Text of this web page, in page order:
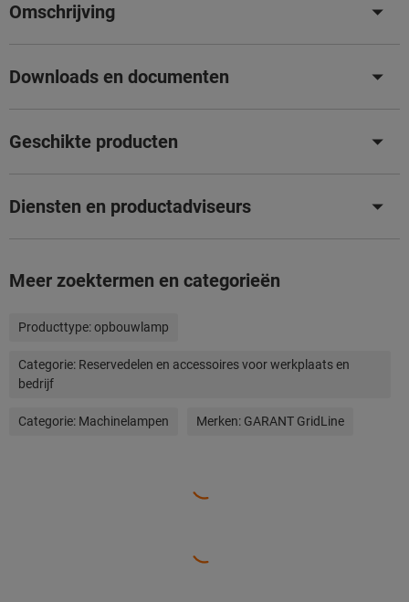
Omschrijving
Downloads en documenten
Geschikte producten
Diensten en productadviseurs
Meer zoektermen en categorieën
Producttype:opbouwlamp
Categorie: Reservedelen en accessoires voor werkplaats en
bedrijf
Categorie: Machinelampen Merken: GARANT GridLine